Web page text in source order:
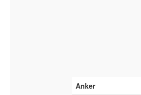
Anker